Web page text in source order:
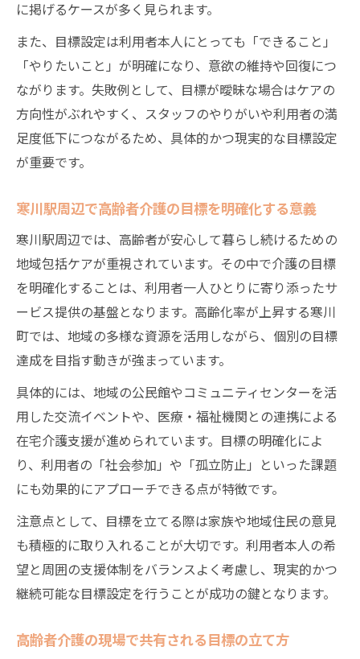
に掲げるケースが多く見られます。
また、目標設定は利用者本人にとっても「できること」
「やりたいこと」が明確になり、意欲の維持や回復につ
ながります。失敗例として、目標が曖昧な場合はケアの
方向性がぶれやすく、スタッフのやりがいや利用者の満
足度低下につながるため、具体的かつ現実的な目標設定
が重要です。
寒川駅周辺で高齢者介護の目標を明確化する意義
寒川駅周辺では、高齢者が安心して暮らし続けるための
地域包括ケアが重視されています。その中で介護の目標
を明確化することは、利用者一人ひとりに寄り添ったサ
ービス提供の基盤となります。高齢化率が上昇する寒川
町では、地域の多様な資源を活用しながら、個別の目標
達成を目指す動きが強まっています。
具体的には、地域の公民館やコミュニティセンターを活
用した交流イベントや、医療・福祉機関との連携による
在宅介護支援が進められています。目標の明確化によ
り、利用者の「社会参加」や「孤立防止」といった課題
にも効果的にアプローチできる点が特徴です。
注意点として、目標を立てる際は家族や地域住民の意見
も積極的に取り入れることが大切です。利用者本人の希
望と周囲の支援体制をバランスよく考慮し、現実的かつ
継続可能な目標設定を行うことが成功の鍵となります。
高齢者介護の現場で共有される目標の立て方